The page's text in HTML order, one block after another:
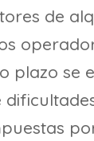
de
plazo se